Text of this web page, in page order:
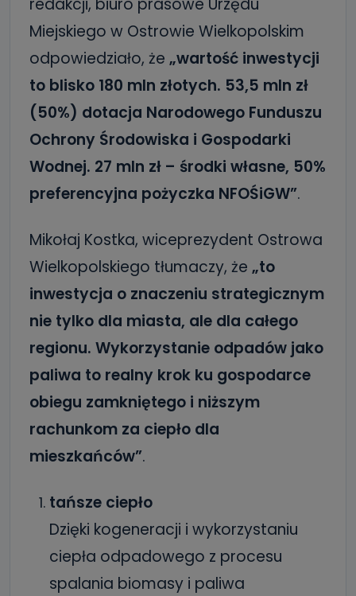
redakcji, biuro prasowe Urzędu
Miejskiego w Ostrowie Wielkopolskim
odpowiedziało, że „wartość inwestycji
to blisko 180 mln złotych. 53,5 mln zł
(50%) dotacja Narodowego Funduszu
Ochrony Środowiska i Gospodarki
Wodnej. 27 mln zł – środki własne, 50%
preferencyjna pożyczka NFOŚiGW”.
Mikołaj Kostka, wiceprezydent Ostrowa
Wielkopolskiego tłumaczy, że „to
inwestycja o znaczeniu strategicznym
nie tylko dla miasta, ale dla całego
regionu. Wykorzystanie odpadów jako
paliwa to realny krok ku gospodarce
obiegu zamkniętego i niższym
rachunkom za ciepło dla
mieszkańców”.
tańsze ciepło
Dzięki kogeneracji i wykorzystaniu
ciepła odpadowego z procesu
spalania biomasy i paliwa